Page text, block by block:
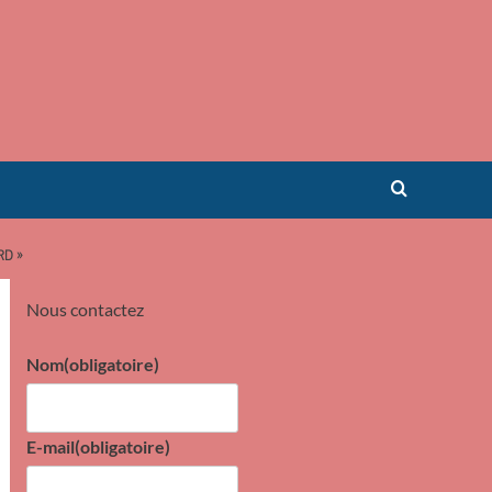
»
Nous contactez
Nom(obligatoire)
E-mail(obligatoire)